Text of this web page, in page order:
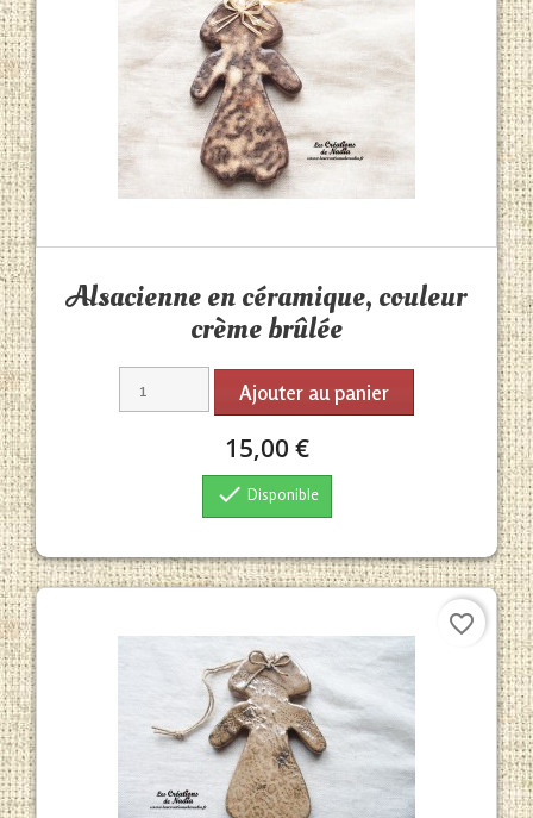
Alsacienne en céramique, couleur
crème brûlée
Ajouter au panier
15,00 €
 Disponible
favorite_border